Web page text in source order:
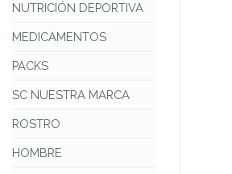
NUTRICIÓN DEPORTIVA
MEDICAMENTOS
PACKS
SC NUESTRA MARCA
ROSTRO
HOMBRE